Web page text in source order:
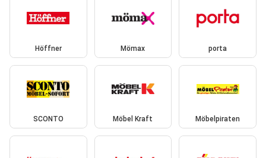
Höffner Mömax porta
SCONTO Möbel Kraft Möbelpiraten